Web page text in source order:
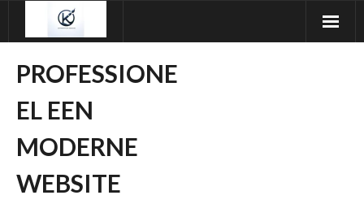
inhoudPROFESSIONE
EL EEN
MODERNE
WEBSITE